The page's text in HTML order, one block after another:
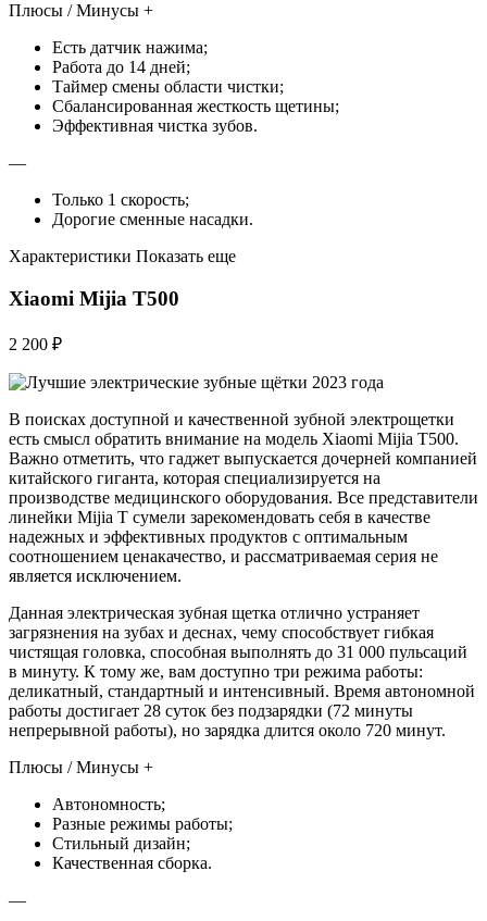
Плюсы / Минусы +
Есть датчик нажима;
Работа до 14 дней;
Таймер смены области чистки;
Сбалансированная жесткость щетины;
Эффективная чистка зубов.
—
Только 1 скорость;
Дорогие сменные насадки.
Характеристики Показать еще
Xiaomi Mijia T500
2 200 ₽
В поисках доступной и качественной зубной электрощетки
есть смысл обратить внимание на модель Xiaomi Mijia T500.
Важно отметить, что гаджет выпускается дочерней компанией
китайского гиганта, которая специализируется на
производстве медицинского оборудования. Все представители
линейки Mijia T сумели зарекомендовать себя в качестве
надежных и эффективных продуктов с оптимальным
соотношением ценакачество, и рассматриваемая серия не
является исключением.
Данная электрическая зубная щетка отлично устраняет
загрязнения на зубах и деснах, чему способствует гибкая
чистящая головка, способная выполнять до 31 000 пульсаций
в минуту. К тому же, вам доступно три режима работы:
деликатный, стандартный и интенсивный. Время автономной
работы достигает 28 суток без подзарядки (72 минуты
непрерывной работы), но зарядка длится около 720 минут.
Плюсы / Минусы +
Автономность;
Разные режимы работы;
Стильный дизайн;
Качественная сборка.
—